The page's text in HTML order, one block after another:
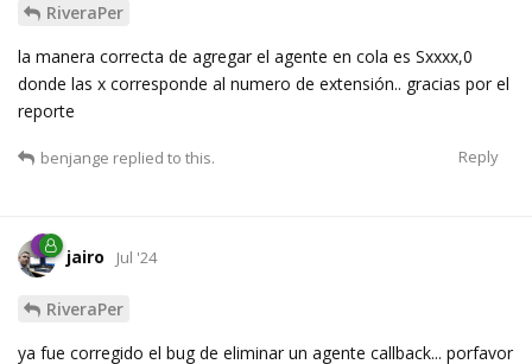
RiveraPer
la manera correcta de agregar el agente en cola es Sxxxx,0
donde las x corresponde al numero de extensión.. gracias por el
reporte
Reply
benjange replied to this.
jairo Jul '24
RiveraPer
ya fue corregido el bug de eliminar un agente callback... porfavor